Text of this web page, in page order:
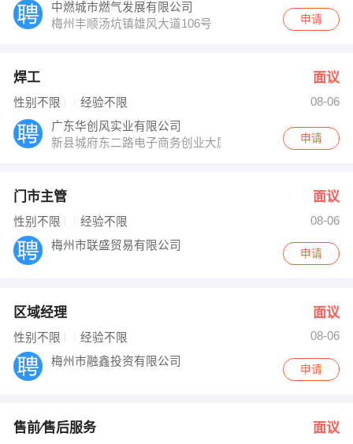
中燃城市燃气发展有限公司
梅州丰顺汤坑镇雄风大道106号
申请
焊工 面议
性别不限 经验不限
08-06
广东华创风实业有限公司
新县城府东二路电子商务创业大厦车上龙盘工业楼
申请
门市主管 面议
性别不限 经验不限
08-06
梅州市联盛贸易有限公司
申请
区域经理 面议
性别不限 经验不限
08-06
梅州市融鑫投资有限公司
申请
售前∕售后服务 面议